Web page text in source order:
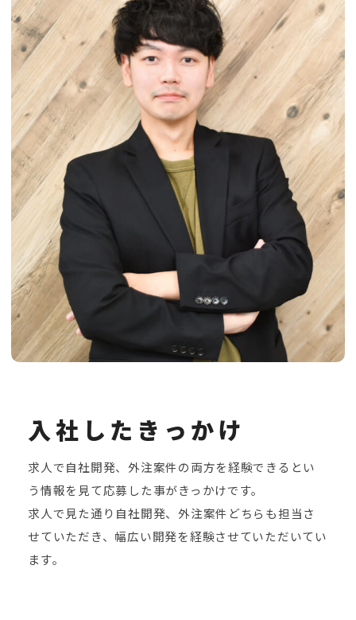
入社したきっかけ
求人で自社開発、外注案件の両方を経験できるとい
う情報を見て応募した事がきっかけです。
求人で見た通り自社開発、外注案件どちらも担当さ
せていただき、幅広い開発を経験させていただいてい
ます。